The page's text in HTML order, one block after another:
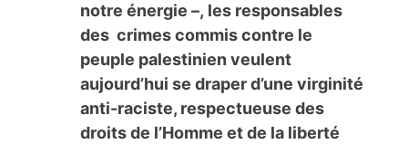
notre énergie –, les responsables
des crimes commis contre le
peuple palestinien veulent
aujourd’hui se draper d’une virginité
anti-raciste, respectueuse des
droits de l’Homme et de la liberté